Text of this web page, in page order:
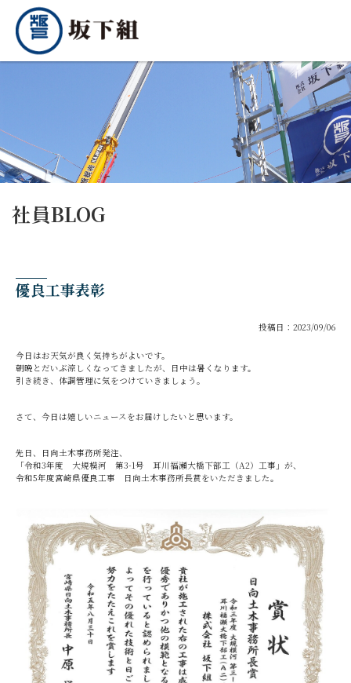
社員BLOG
優良工事表彰
投稿日：2023/09/06
今日はお天気が良く気持ちがよいです。
朝晩とだいぶ涼しくなってきましたが、日中は暑くなります。
引き続き、体調管理に気をつけていきましょう。
さて、今日は嬉しいニュースをお届けしたいと思います。
先日、日向土木事務所発注、
「令和3年度 大規模河 第3-1号 耳川福瀬大橋下部工（A2）工事」が、
令和5年度宮崎県優良工事 日向土木事務所長賞をいただきました。